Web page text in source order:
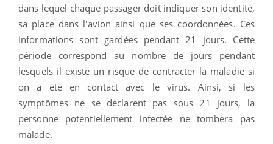
dans lequel chaque passager doit indiquer son identité,
sa place dans l'avion ainsi que ses coordonnées. Ces
informations sont gardées pendant 21 jours. Cette
période correspond au nombre de jours pendant
lesquels il existe un risque de contracter la maladie si
on a été en contact avec le virus. Ainsi, si les
symptômes ne se déclarent pas sous 21 jours, la
personne potentiellement infectée ne tombera pas
malade.